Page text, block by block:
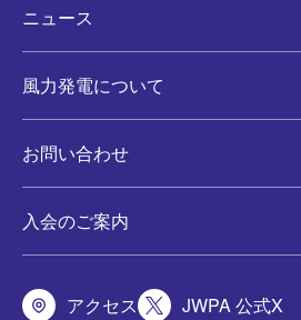
ニュース
風力発電について
お問い合わせ
入会のご案内
アクセス JWPA 公式X